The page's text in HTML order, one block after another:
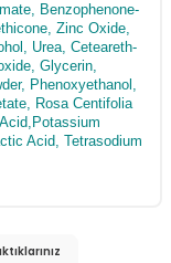
Benzophenone-
Zinc Oxide,
Urea, Ceteareth-
Glycerin,
Phenoxyethanol,
Rosa Centifolia
Acid, Tetrasodium